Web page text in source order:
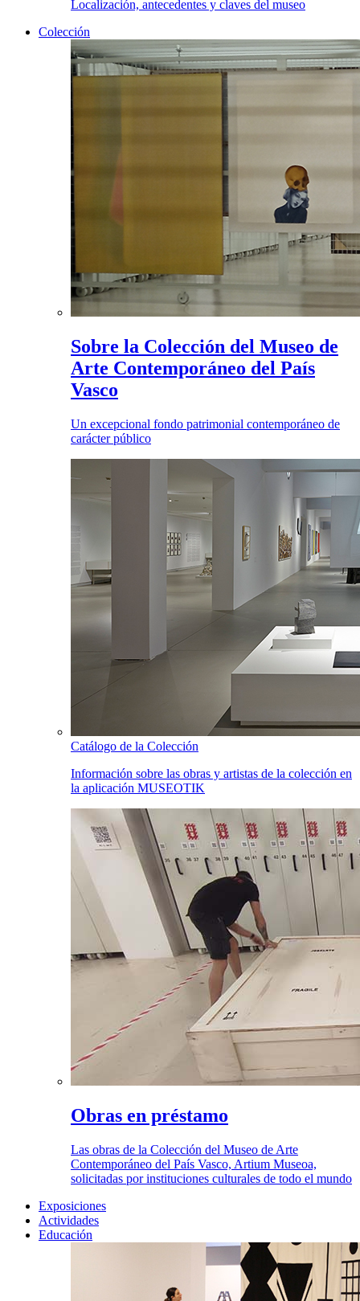
Localización, antecedentes y claves del museo
Colección
Sobre la Colección del Museo de
Arte Contemporáneo del País
Vasco
Un excepcional fondo patrimonial contemporáneo de
carácter público
Catálogo de la Colección
Información sobre las obras y artistas de la colección en
la aplicación MUSEOTIK
Obras en préstamo
Las obras de la Colección del Museo de Arte
Contemporáneo del País Vasco, Artium Museoa,
solicitadas por instituciones culturales de todo el mundo
Exposiciones
Actividades
Educación